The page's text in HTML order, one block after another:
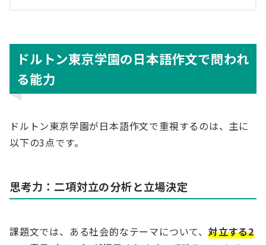
ドルトン東京学園の日本語作文で問われ
る能力
ドルトン東京学園が日本語作文で重視するのは、主に
以下の3点です。
思考力：二項対立の分析と立場決定
課題文では、ある社会的なテーマについて、 対立する2